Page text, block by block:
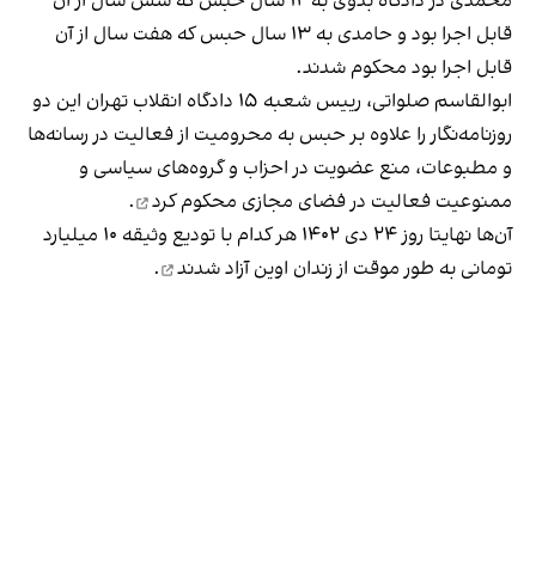
قابل اجرا بود و حامدی به ۱۳ سال حبس که هفت سال از آن
قابل اجرا بود محکوم شدند.
ابوالقاسم صلواتی، رییس شعبه ۱۵ دادگاه انقلاب تهران این دو
روزنامه‌نگار را علاوه بر حبس به محرومیت از فعالیت در رسانه‌ها
و مطبوعات، منع عضویت در احزاب و گروه‌های سیاسی و
ممنوعیت فعالیت در فضای مجازی محکوم کرد
.
آن‌ها نهایتا روز ۲۴ دی ۱۴۰۲ هر کدام با تودیع وثیقه ۱۰ میلیارد
تومانی به طور موقت از زندان اوینآزاد شدند .